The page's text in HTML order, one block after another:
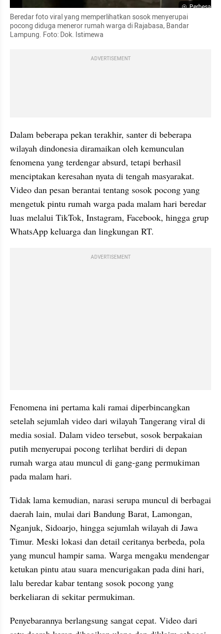
Perbesar
Beredar foto viral yang memperlihatkan sosok menyerupai
pocong diduga meneror rumah warga di Rajabasa, Bandar
Lampung. Foto: Dok. Istimewa
ADVERTISEMENT
Dalam beberapa pekan terakhir, santer di beberapa
wilayah dindonesia diramaikan oleh kemunculan
fenomena yang terdengar absurd, tetapi berhasil
menciptakan keresahan nyata di tengah masyarakat.
Video dan pesan berantai tentang sosok pocong yang
mengetuk pintu rumah warga pada malam hari beredar
luas melalui TikTok, Instagram, Facebook, hingga grup
WhatsApp keluarga dan lingkungan RT.
ADVERTISEMENT
Fenomena ini pertama kali ramai diperbincangkan
setelah sejumlah video dari wilayah Tangerang viral di
media sosial. Dalam video tersebut, sosok berpakaian
putih menyerupai pocong terlihat berdiri di depan
rumah warga atau muncul di gang-gang permukiman
pada malam hari.
Tidak lama kemudian, narasi serupa muncul di berbagai
daerah lain, mulai dari Bandung Barat, Lamongan,
Nganjuk, Sidoarjo, hingga sejumlah wilayah di Jawa
Timur. Meski lokasi dan detail ceritanya berbeda, pola
yang muncul hampir sama. Warga mengaku mendengar
ketukan pintu atau suara mencurigakan pada dini hari,
lalu beredar kabar tentang sosok pocong yang
berkeliaran di sekitar permukiman.
Penyebarannya berlangsung sangat cepat. Video dari